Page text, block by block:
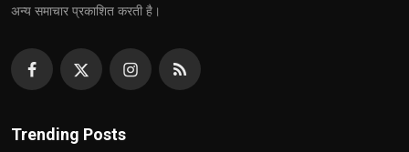
अन्य समाचार प्रकाशित करती है।
Trending Posts